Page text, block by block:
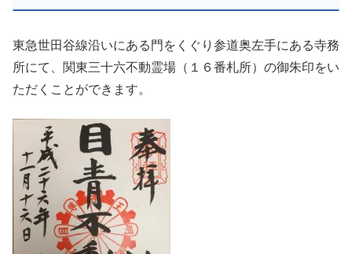
東急世田谷線沿いにある門をくぐり参道奥左手にある寺務
所にて、関東三十六不動霊場（１６番札所）の御朱印をい
ただくことができます。